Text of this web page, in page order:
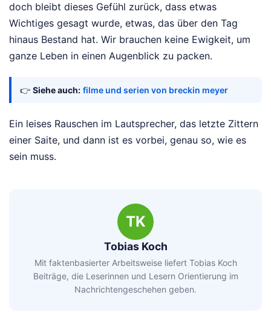
doch bleibt dieses Gefühl zurück, dass etwas
Wichtiges gesagt wurde, etwas, das über den Tag
hinaus Bestand hat. Wir brauchen keine Ewigkeit, um
ganze Leben in einen Augenblick zu packen.
👉 Siehe auch: filme und serien von breckin meyer
Ein leises Rauschen im Lautsprecher, das letzte Zittern
einer Saite, und dann ist es vorbei, genau so, wie es
sein muss.
TK
Tobias Koch
Mit faktenbasierter Arbeitsweise liefert Tobias Koch
Beiträge, die Leserinnen und Lesern Orientierung im
Nachrichtengeschehen geben.